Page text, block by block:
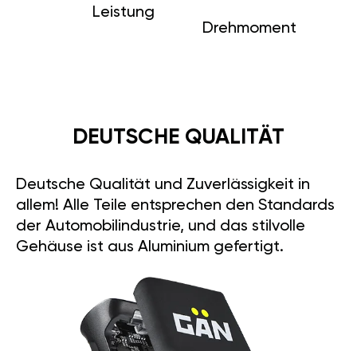
Leistung
Drehmoment
DEUTSCHE QUALITÄT
Deutsche Qualität und Zuverlässigkeit in
allem! Alle Teile entsprechen den Standards
der Automobilindustrie, und das stilvolle
Gehäuse ist aus Aluminium gefertigt.